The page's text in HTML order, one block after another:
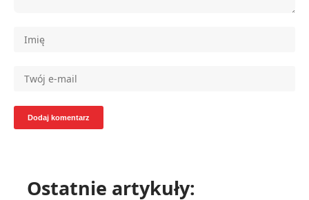
Ostatnie artykuły: